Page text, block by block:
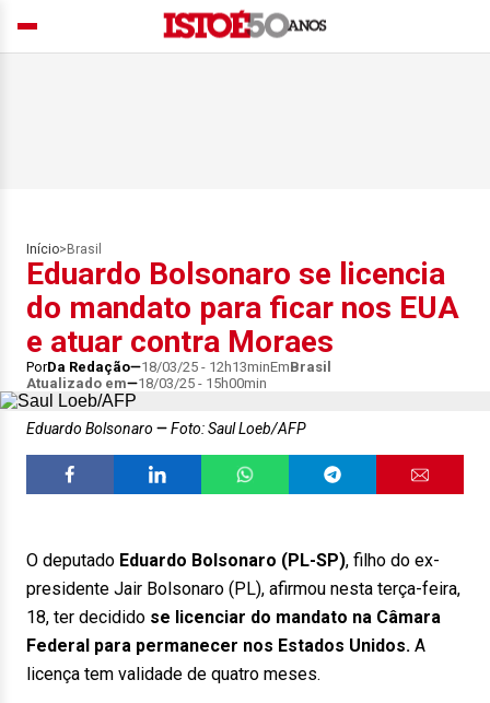
Início> Brasil
Eduardo Bolsonaro se licencia
do mandato para ficar nos EUA
e atuar contra Moraes
PorDa Redação 18/03/25 - 12h13minEmBrasil
Atualizado em
18/03/25 - 15h00min
Eduardo Bolsonaro Foto: Saul Loeb/AFP
O deputado Eduardo Bolsonaro (PL-SP), filho do ex-
presidente Jair Bolsonaro (PL), afirmou nesta terça-feira,
18, ter decidido se licenciar do mandato na Câmara
Federal para permanecer nos Estados Unidos. A
licença tem validade de quatro meses.